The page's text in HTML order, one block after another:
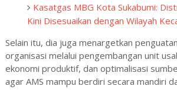
Kasatgas MBG Kota Sukabumi:
Kini Disesuaikan dengan Wilayah
Selain itu, dia juga menargetkan
organisasi melalui pengembangan unit
ekonomi produktif, dan optimalisasi
agar AMS mampu berdiri secara mandiri